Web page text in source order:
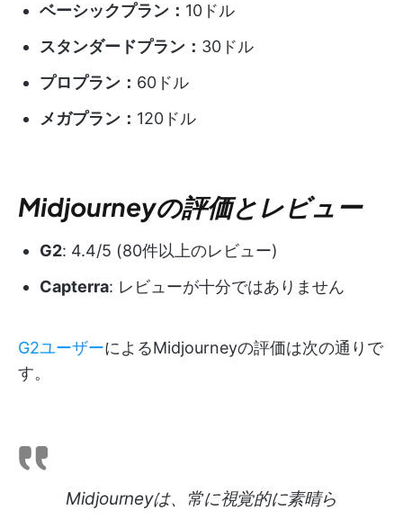
ベーシックプラン： 10ドル
スタンダードプラン： 30ドル
プロプラン： 60ドル
メガプラン： 120ドル
Midjourneyの評価とレビュー
G2: 4.4/5 (80件以上のレビュー)
Capterra: レビューが十分ではありません
G2ユーザーによるMidjourneyの評価は次の通りで
す。
Midjourneyは、常に視覚的に素晴ら